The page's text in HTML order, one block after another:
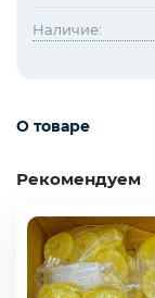
Наличие:
О товаре
Рекомендуем